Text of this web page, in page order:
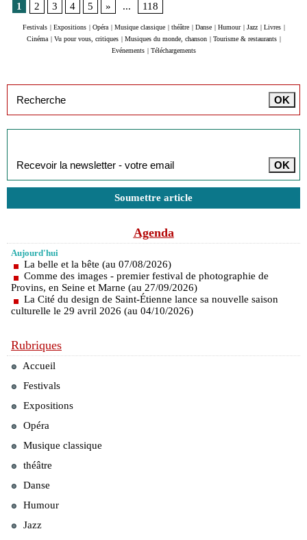
1
2 3 4 5 » ... 118
Festivals Expositions Opéra Musique classique théâtre Danse Humour Jazz Livres
Cinéma
Vu pour vous, critiques Musiques du monde, chanson Tourisme & restaurants
Evénements
Téléchargements
Soumettre article
Agenda
Aujourd'hui
La belle et la bête (au 07/08/2026)
Comme des images - premier festival de photographie de
Provins, en Seine et Marne (au 27/09/2026)
La Cité du design de Saint-Étienne lance sa nouvelle saison
culturelle le 29 avril 2026 (au 04/10/2026)
Rubriques
Accueil
Festivals
Expositions
Opéra
Musique classique
théâtre
Danse
Humour
Jazz